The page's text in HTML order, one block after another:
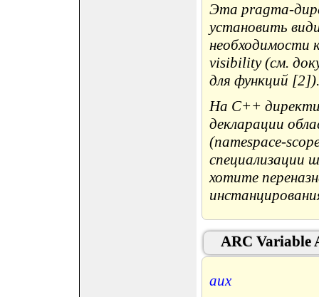
Эта pragma-
установить
необходимости
visibility (см.
для функций [2]).
На C++
декларации
(namespace-
специализации
хотите
ARC Variable
aux